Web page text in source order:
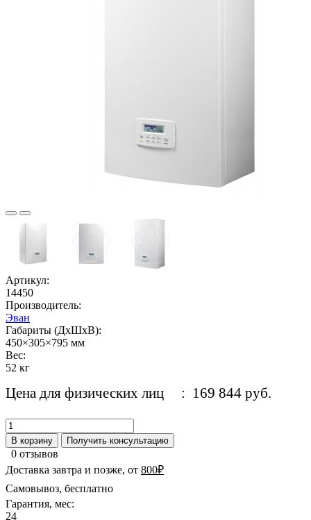
Артикул:
14450
Производитель:
Эван
Габариты (ДхШхВ):
450×305×795 мм
Вес:
52 кг
Цена для физических лиц : 169 844 руб.
В корзину Получить консультацию
0 отзывов
Доставка завтра и позже, от 800₽
Самовывоз, бесплатно
Гарантия, мес:
24